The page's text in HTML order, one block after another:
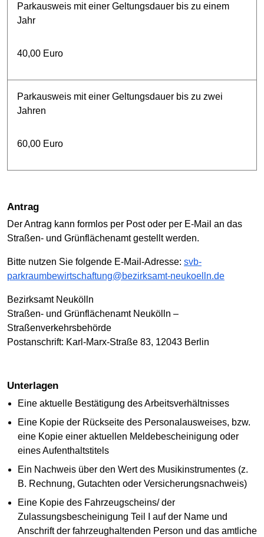
Parkausweis mit einer Geltungsdauer bis zu einem
Jahr
40,00 Euro
Parkausweis mit einer Geltungsdauer bis zu zwei
Jahren
60,00 Euro
Antrag
Der Antrag kann formlos per Post oder per E-Mail an das
Straßen- und Grünflächenamt gestellt werden.
Bitte nutzen Sie folgende E-Mail-Adresse: svb-
parkraumbewirtschaftung@bezirksamt-neukoelln.de
Bezirksamt Neukölln
Straßen- und Grünflächenamt Neukölln –
Straßenverkehrsbehörde
Postanschrift: Karl-Marx-Straße 83, 12043 Berlin
Unterlagen
Eine aktuelle Bestätigung des Arbeitsverhältnisses
Eine Kopie der Rückseite des Personalausweises, bzw.
eine Kopie einer aktuellen Meldebescheinigung oder
eines Aufenthaltstitels
Ein Nachweis über den Wert des Musikinstrumentes (z.
B. Rechnung, Gutachten oder Versicherungsnachweis)
Eine Kopie des Fahrzeugscheins/ der
Zulassungsbescheinigung Teil I auf der Name und
Anschrift der fahrzeughaltenden Person und das amtliche